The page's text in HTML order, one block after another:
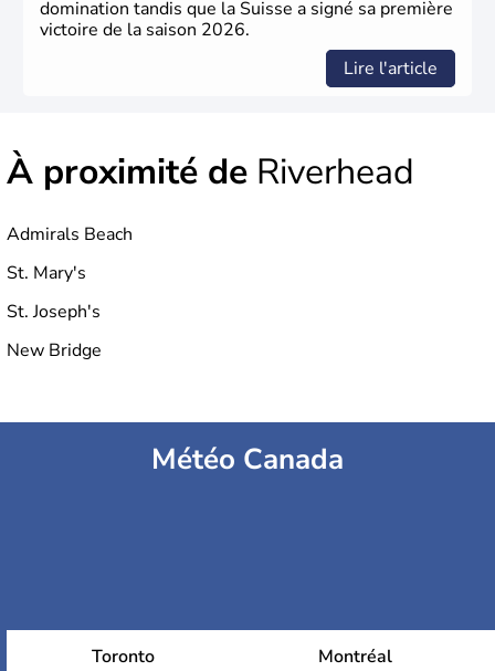
domination tandis que la Suisse a signé sa première
victoire de la saison 2026.
Lire l'article
À proximité de Riverhead
Admirals Beach
St. Mary's
St. Joseph's
New Bridge
Météo Canada
Toronto Montréal